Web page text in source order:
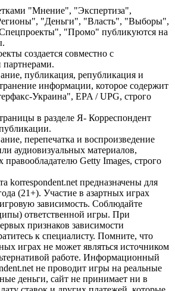
"Мнение", "Экспертиза",
"Деньги", "Власть", "Выборы",
"Промо" публикуются на
создается совместно с
публикация, републикация и
информации, которое содержит
Украина", EPA / UPG, строго
в разделе Я- Корреспондент
перепечатка и воспроизведение
аудиовизуальных материалов,
Getty Images, строго
korrespondent.net предназначены для
(21+). Участие в азартных играх
зависимость. Соблюдайте
ответственной игры. При
признаков зависимости
к специалисту. Помните, что
играх не может являться источником
работе. Информационный
не проводит игры на реальные
деньги, сайт не принимает ни в